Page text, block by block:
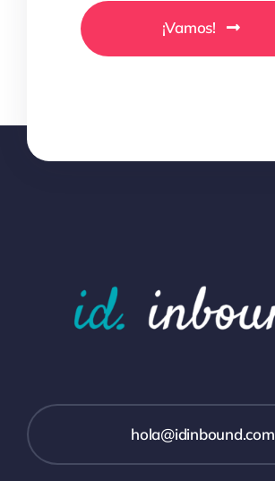
¡Vamos!
hola@idinbound.com